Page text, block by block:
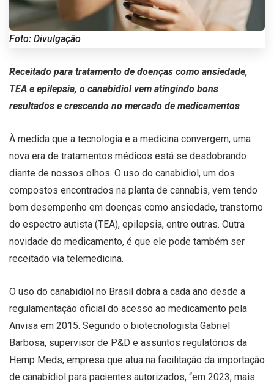
Foto: Divulgação
Receitado para tratamento de doenças como ansiedade,
TEA e epilepsia, o canabidiol vem atingindo bons
resultados e crescendo no mercado de medicamentos
À medida que a tecnologia e a medicina convergem, uma
nova era de tratamentos médicos está se desdobrando
diante de nossos olhos. O uso do canabidiol, um dos
compostos encontrados na planta de cannabis, vem tendo
bom desempenho em doenças como ansiedade, transtorno
do espectro autista (TEA), epilepsia, entre outras. Outra
novidade do medicamento, é que ele pode também ser
receitado via telemedicina.
O uso do canabidiol no Brasil dobra a cada ano desde a
regulamentação oficial do acesso ao medicamento pela
Anvisa em 2015. Segundo o biotecnologista Gabriel
Barbosa, supervisor de P&D e assuntos regulatórios da
Hemp Meds, empresa que atua na facilitação da importação
de canabidiol para pacientes autorizados, “em 2023, mais